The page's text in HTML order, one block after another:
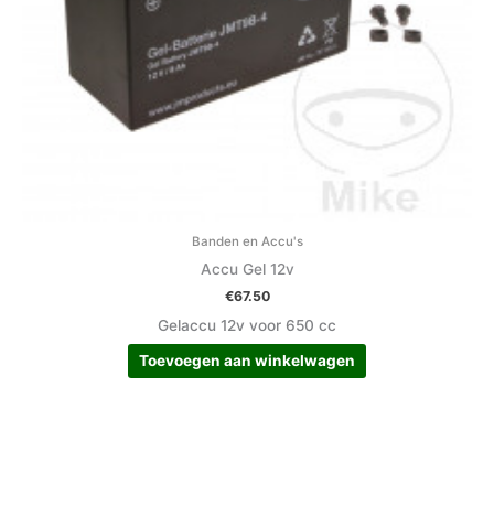
Banden en Accu's
Accu Gel 12v
€67.50
Gelaccu 12v voor 650 cc
Toevoegen aan winkelwagen